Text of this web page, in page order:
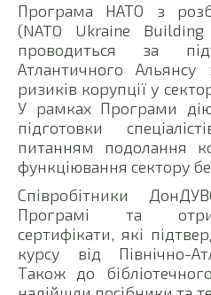
Програма НАТО з
(NATO Ukraine
проводиться за
Атлантичного
ризиків корупції у
У рамках Програми
підготовки
питанням подолання
функціювання сектору
Співробітники
Програмі та
сертифікати, які
курсу від Північно-
Також до